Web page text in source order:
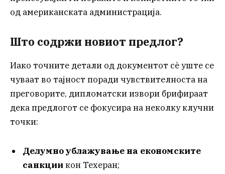
од американската администрација.
Што содржи новиот предлог?
Иако точните детали од документот сè уште се
чуваат во тајност поради чувствителноста на
преговорите, дипломатски извори брифираат
дека предлогот се фокусира на неколку клучни
точки:
Делумно ублажување на економските
санкции кон Техеран;